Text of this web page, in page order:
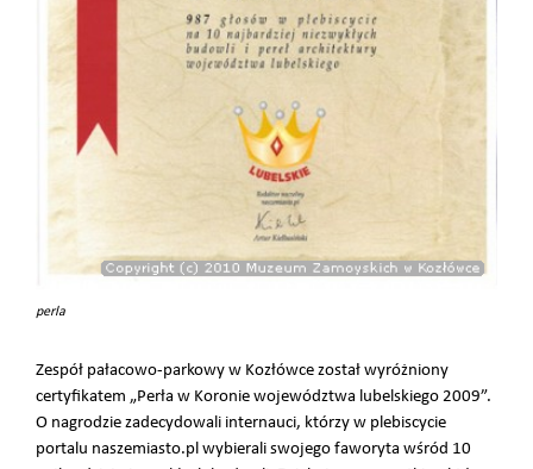
perla
Zespół pałacowo-parkowy w Kozłówce został wyróżniony
certyfikatem „Perła w Koronie województwa lubelskiego 2009”.
O nagrodzie zadecydowali internauci, którzy w plebiscycie
portalu naszemiasto.pl wybierali swojego faworyta wśród 10